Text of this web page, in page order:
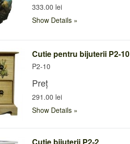
333.00 lei
Show Details
Cutie pentru bijuterii P2-10
P2-10
Preț
291.00 lei
Show Details